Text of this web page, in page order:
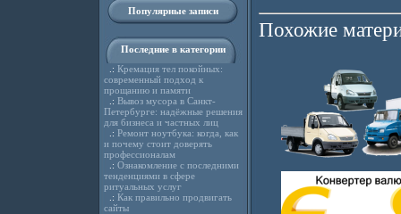
Популярные записи
Последние в категории
.: Кремация тел покойных:
современный подход к
прощанию и памяти
.: Вывоз мусора в Санкт-
Петербурге: надёжные решения
для бизнеса и частных лиц
.: Ремонт ноутбука: когда, как
и почему стоит доверять
профессионалам
.: Ознакомление с последними
тенденциями в сфере
ритуальных услуг
.: Как правильно продвигать
сайты
Похожие